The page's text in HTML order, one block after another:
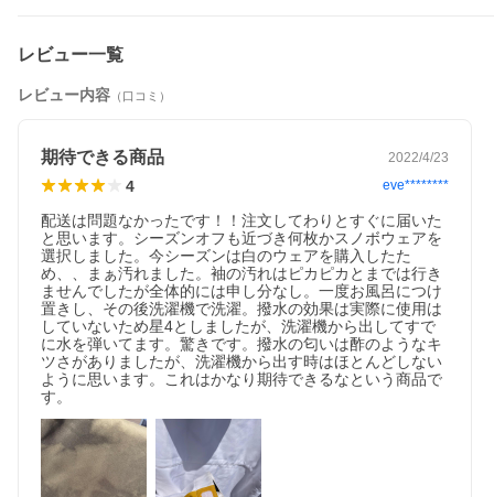
レビュー一覧
レビュー内容 （口コミ）
期待できる商品 2022/4/23
4 eve********
配送は問題なかったです！！注文してわりとすぐに届いた
と思います。シーズンオフも近づき何枚かスノボウェアを
選択しました。今シーズンは白のウェアを購入したた
め、、まぁ汚れました。袖の汚れはピカピカとまでは行き
ませんでしたが全体的には申し分なし。一度お風呂につけ
置きし、その後洗濯機で洗濯。撥水の効果は実際に使用は
していないため星4としましたが、洗濯機から出してすで
に水を弾いてます。驚きです。撥水の匂いは酢のようなキ
ツさがありましたが、洗濯機から出す時はほとんどしない
ように思います。これはかなり期待できるなという商品で
す。